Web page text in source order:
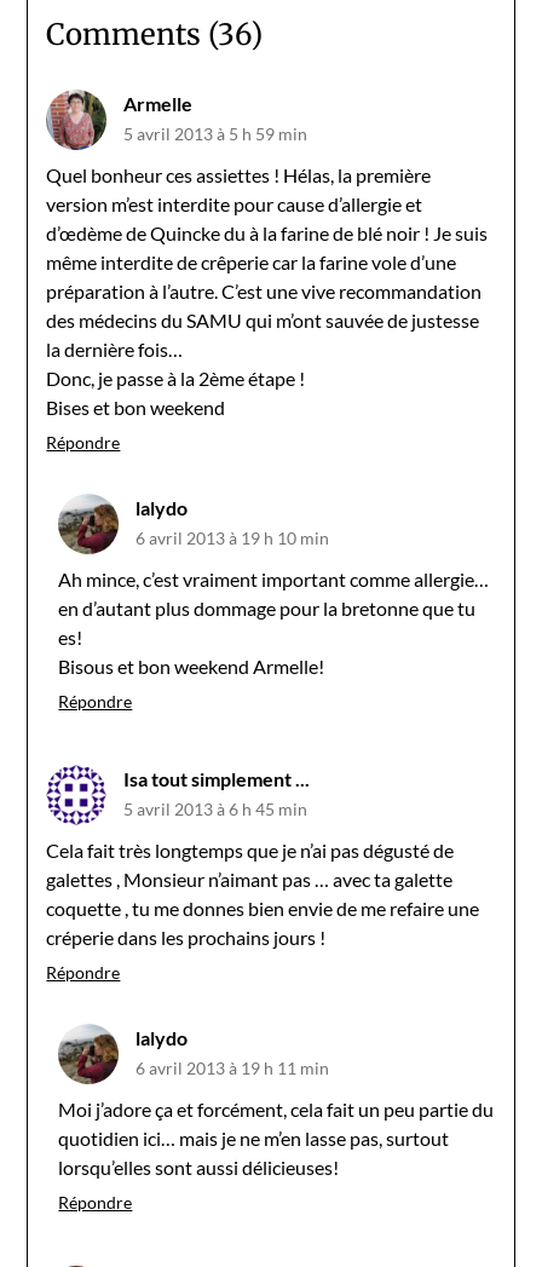
Comments (36)
Armelle
5 avril 2013 à 5 h 59 min
Quel bonheur ces assiettes ! Hélas, la première
version m’est interdite pour cause d’allergie et
d’œdème de Quincke du à la farine de blé noir ! Je suis
même interdite de crêperie car la farine vole d’une
préparation à l’autre. C’est une vive recommandation
des médecins du SAMU qui m’ont sauvée de justesse
la dernière fois…
Donc, je passe à la 2ème étape !
Bises et bon weekend
Répondre
lalydo
6 avril 2013 à 19 h 10 min
Ah mince, c’est vraiment important comme allergie…
en d’autant plus dommage pour la bretonne que tu
es!
Bisous et bon weekend Armelle!
Répondre
Isa tout simplement ...
5 avril 2013 à 6 h 45 min
Cela fait très longtemps que je n’ai pas dégusté de
galettes , Monsieur n’aimant pas … avec ta galette
coquette , tu me donnes bien envie de me refaire une
créperie dans les prochains jours !
Répondre
lalydo
6 avril 2013 à 19 h 11 min
Moi j’adore ça et forcément, cela fait un peu partie du
quotidien ici… mais je ne m’en lasse pas, surtout
lorsqu’elles sont aussi délicieuses!
Répondre